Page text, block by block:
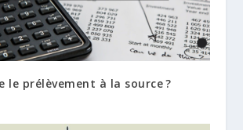
le prélèvement à la source ?